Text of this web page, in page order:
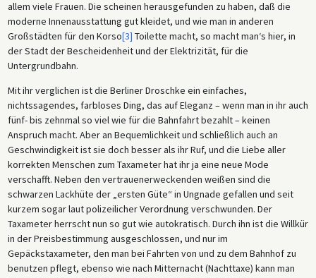
allem viele Frauen. Die scheinen herausgefunden zu haben, daß die
moderne Innenausstattung gut kleidet, und wie man in anderen
Großstädten für den Korso[3] Toilette macht, so macht man‘s hier, in
der Stadt der Bescheidenheit und der Elektrizität, für die
Untergrundbahn.
Mit ihr verglichen ist die Berliner Droschke ein einfaches,
nichtssagendes, farbloses Ding, das auf Eleganz – wenn man in ihr auch
fünf- bis zehnmal so viel wie für die Bahnfahrt bezahlt – keinen
Anspruch macht. Aber an Bequemlichkeit und schließlich auch an
Geschwindigkeit ist sie doch besser als ihr Ruf, und die Liebe aller
korrekten Menschen zum Taxameter hat ihr ja eine neue Mode
verschafft. Neben den vertrauenerweckenden weißen sind die
schwarzen Lackhüte der „ersten Güte“ in Ungnade gefallen und seit
kurzem sogar laut polizeilicher Verordnung verschwunden. Der
Taxameter herrscht nun so gut wie autokratisch. Durch ihn ist die Willkür
in der Preisbestimmung ausgeschlossen, und nur im
Gepäckstaxameter, den man bei Fahrten von und zu dem Bahnhof zu
benutzen pflegt, ebenso wie nach Mitternacht (Nachttaxe) kann man